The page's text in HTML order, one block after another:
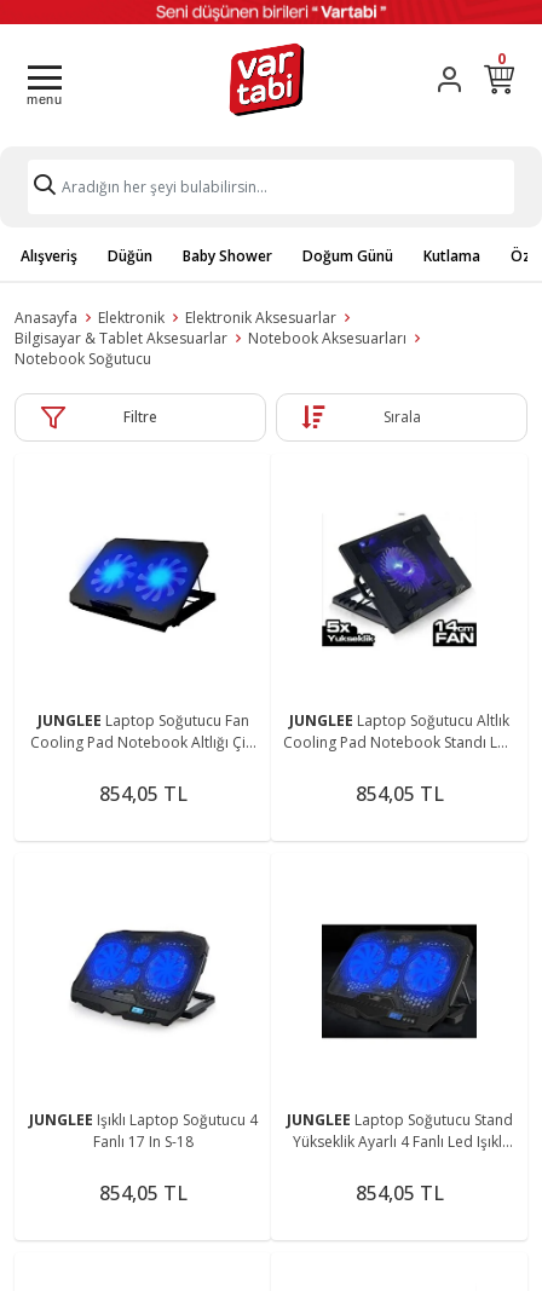
0
Alışveriş Düğün Baby Shower Doğum Günü Kutlama
Anasayfa Elektronik
Elektronik Aksesuarlar
Bilgisayar & Tablet Aksesuarlar
Notebook Aksesuarları
Notebook Soğutucu
Filtre Sırala
JUNGLEE Laptop Soğutucu Fan
Cooling Pad Notebook Altlığı Çift
854,05 TL
JUNGLEE Laptop Soğutucu Altlık
Cooling Pad Notebook Standı Led
854,05 TL
JUNGLEE Işıklı Laptop Soğutucu 4
Fanlı 17 In S-18
854,05 TL
JUNGLEE Laptop Soğutucu Stand
Yükseklik Ayarlı 4 Fanlı Led Işıklı
Cooling Pad
854,05 TL